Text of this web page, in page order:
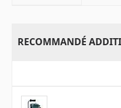
RECOMMANDÉ